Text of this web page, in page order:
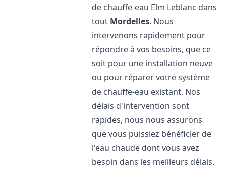
de chauffe-eau Elm Leblanc dans
tout Mordelles. Nous
intervenons rapidement pour
répondre à vos besoins, que ce
soit pour une installation neuve
ou pour réparer votre système
de chauffe-eau existant. Nos
délais d'intervention sont
rapides, nous nous assurons
que vous puissiez bénéficier de
l'eau chaude dont vous avez
besoin dans les meilleurs délais.